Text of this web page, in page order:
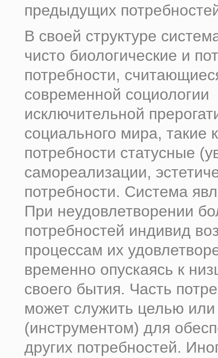
предыдущих
В своей структуре
чисто биологические и
потребности,
современной социологии
исключительной
социального мира, такие
потребности статусные
самореализации,
потребности. Система
При неудовлетворении
потребностей индивид
процессам их
временно опускаясь к
своего бытия. Часть
может служить целью
(инструментом) для
других потребностей.